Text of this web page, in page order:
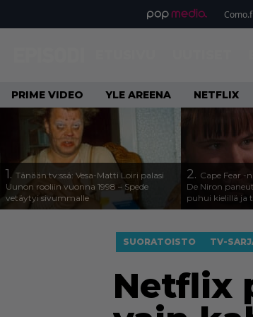
Como.fi
PRIME VIDEO YLE AREENA NETFLIX
1. Tänään tv:ssä: Vesa-Matti Loiri palasi
Uunon rooliin vuonna 1998 – Spede
vetäytyi sivummalle
2. Cape Fear -
De Niron
puhui kielillä ja
SUORATOISTO TV-
Netflix